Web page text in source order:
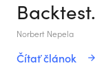
Norbert Nepela
Čítať článok